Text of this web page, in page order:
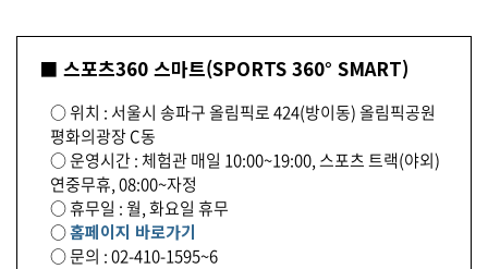
■ 스포츠360 스마트(SPORTS 360° SMART)
○ 위치 : 서울시 송파구 올림픽로 424(방이동) 올림픽공원
평화의광장 C동
○ 운영시간 : 체험관 매일 10:00~19:00, 스포츠 트랙(야외)
연중무휴, 08:00~자정
○ 휴무일 : 월, 화요일 휴무
○홈페이지 바로가기
○ 문의 : 02-410-1595~6